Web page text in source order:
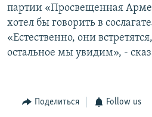
партии «Просвещенная
хотел бы говорить в
«Естественно, они
остальное мы увидим», -
Поделиться Follow us